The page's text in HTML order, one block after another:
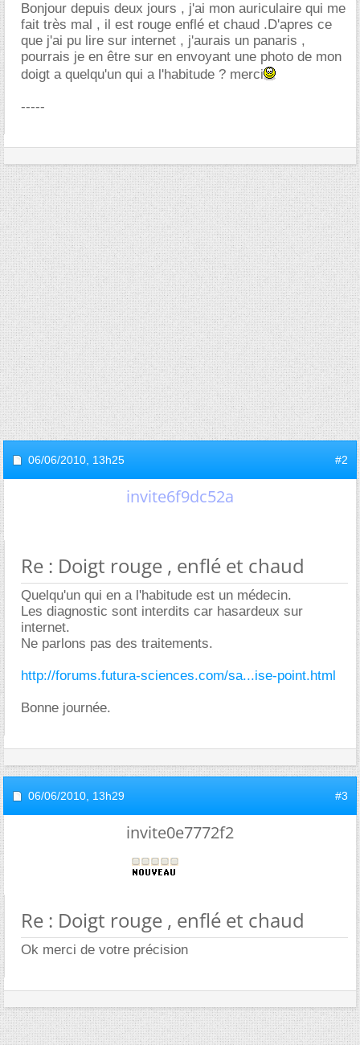
Bonjour depuis deux jours , j'ai mon auriculaire qui me
fait très mal , il est rouge enflé et chaud .D'apres ce
que j'ai pu lire sur internet , j'aurais un panaris ,
pourrais je en être sur en envoyant une photo de mon
doigt a quelqu'un qui a l'habitude ? merci
-----
06/06/2010, 13h25 #2
invite6f9dc52a
Re : Doigt rouge , enflé et chaud
Quelqu'un qui en a l'habitude est un médecin.
Les diagnostic sont interdits car hasardeux sur
internet.
Ne parlons pas des traitements.
http://forums.futura-sciences.com/sa...ise-point.html
Bonne journée.
06/06/2010, 13h29 #3
invite0e7772f2
Re : Doigt rouge , enflé et chaud
Ok merci de votre précision